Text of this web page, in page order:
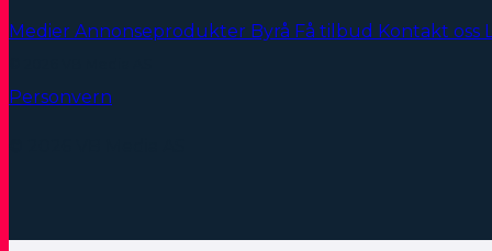
Medier Annonseprodukter Byrå Få tilbud Kontakt oss
Personvern